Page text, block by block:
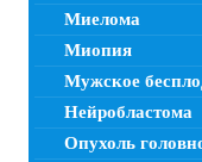
Миелома
Миопия
Мужское
Нейробластома
Опухоль